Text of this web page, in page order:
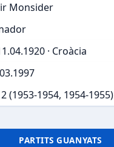
Monsider
· Croàcia
2 (1953-1954, 1954-1955)
PARTITS GUANYATS